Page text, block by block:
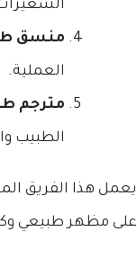
منسق
العملية.
مترجم
الطبيب
يعمل هذا الفريق
على مظهر طبيعي